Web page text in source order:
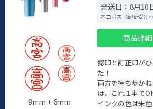
9mm + 6mm
発送日：8月10
ネコポス（郵便受け
商品詳
認印と訂正印が
た！
両方を持ち歩か
は、これ１本で
インクの色は朱色